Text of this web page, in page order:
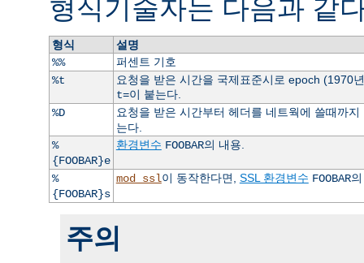
형식기술자는 다음과 같
형식
설명
%%
퍼센트 기호
%t
요청을 받은 시간을 국제표준시로 epoch (1970
t=이 붙는다.
%D
요청을 받은 시간부터 헤더를 네트웍에 쓸때까
는다.
%
{FOOBAR}e
환경변수 FOOBAR의 내용.
%
{FOOBAR}s
mod_ssl이 동작한다면, SSL 환경변수 FOOBAR
주의